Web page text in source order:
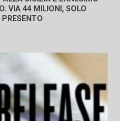
VIA 44 MILIONI, SOLO